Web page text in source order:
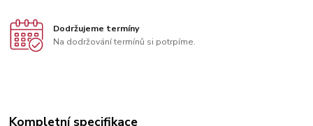
Dodržujeme termíny
Na dodržování termínů si potrpíme.
Kompletní specifikace